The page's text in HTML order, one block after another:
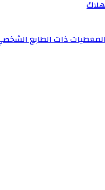
ذات الطابع